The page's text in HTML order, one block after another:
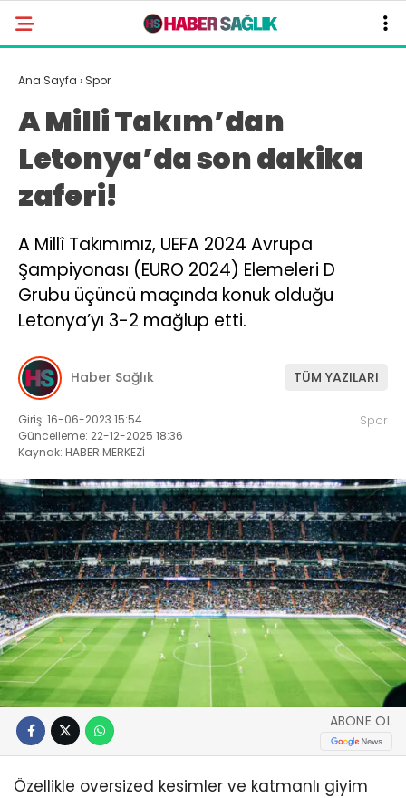
Ana Sayfa › Spor
A Milli Takım’dan
Letonya’da son dakika
zaferi!
A Millî Takımımız, UEFA 2024 Avrupa
Şampiyonası (EURO 2024) Elemeleri D
Grubu üçüncü maçında konuk olduğu
Letonya’yı 3-2 mağlup etti.
Haber Sağlık TÜM YAZILARI
Giriş: 16-06-2023 15:54
Güncelleme: 22-12-2025 18:36
Kaynak: HABER MERKEZİ
Spor
ABONE OL
Özellikle oversized kesimler ve katmanlı giyim